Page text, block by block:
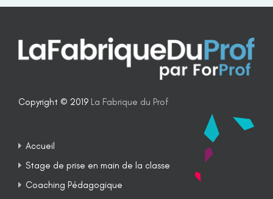
Copyright © 2019 La Fabrique du Prof
Accueil
Stage de prise en main de la classe
Coaching Pédagogique